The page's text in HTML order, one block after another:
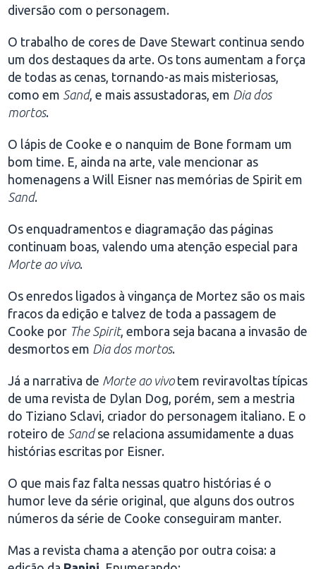
diversão com o personagem.
O trabalho de cores de Dave Stewart continua sendo
um dos destaques da arte. Os tons aumentam a força
de todas as cenas, tornando-as mais misteriosas,
como em Sand, e mais assustadoras, em Dia dos
mortos.
O lápis de Cooke e o nanquim de Bone formam um
bom time. E, ainda na arte, vale mencionar as
homenagens a Will Eisner nas memórias de Spirit em
Sand.
Os enquadramentos e diagramação das páginas
continuam boas, valendo uma atenção especial para
Morte ao vivo.
Os enredos ligados à vingança de Mortez são os mais
fracos da edição e talvez de toda a passagem de
Cooke por The Spirit, embora seja bacana a invasão de
desmortos em Dia dos mortos.
Já a narrativa de Morte ao vivotem reviravoltas típicas
de uma revista de Dylan Dog, porém, sem a mestria
do Tiziano Sclavi, criador do personagem italiano. E o
roteiro de Sandse relaciona assumidamente a duas
histórias escritas por Eisner.
O que mais faz falta nessas quatro histórias é o
humor leve da série original, que alguns dos outros
números da série de Cooke conseguiram manter.
Mas a revista chama a atenção por outra coisa: a